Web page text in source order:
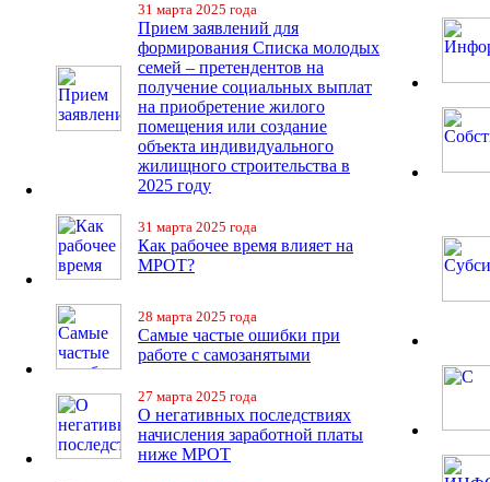
31 марта 2025 года
Прием заявлений для
формирования Списка молодых
семей – претендентов на
получение социальных выплат
на приобретение жилого
помещения или создание
объекта индивидуального
жилищного строительства в
2025 году
31 марта 2025 года
Как рабочее время влияет на
МРОТ?
28 марта 2025 года
Самые частые ошибки при
работе с самозанятыми
27 марта 2025 года
О негативных последствиях
начисления заработной платы
ниже МРОТ